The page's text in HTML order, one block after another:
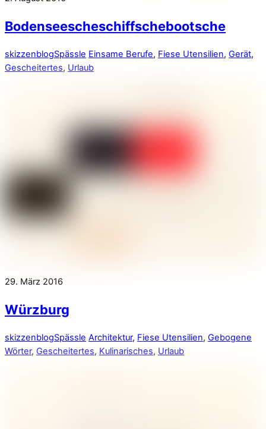
Bodenseescheschiffschebootsche
skizzenblogSpässle Einsame Berufe, Fiese Utensilien, Gerät,
Gescheitertes, Urlaub
29. März 2016
Würzburg
skizzenblogSpässle Architektur, Fiese Utensilien, Gebogene
Wörter, Gescheitertes, Kulinarisches, Urlaub